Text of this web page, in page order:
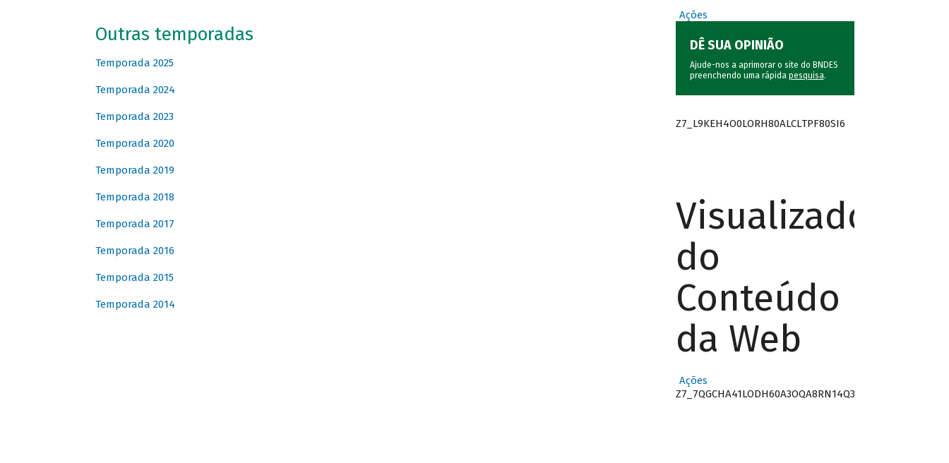
Outras temporadas
Temporada 2025
Temporada 2024
Temporada 2023
Temporada 2020
Temporada 2019
Temporada 2018
Temporada 2017
Temporada 2016
Temporada 2015
Temporada 2014
Ações
DÊ SUA OPINIÃO
Ajude-nos a aprimorar o site do BNDES
preenchendo uma rápida pesquisa.
Z7_L9KEH4O0LORH80ALCLTPF80SI6
Visualizador
do
Conteúdo
da Web
Ações
Z7_7QGCHA41LODH60A3OQA8RN14Q3